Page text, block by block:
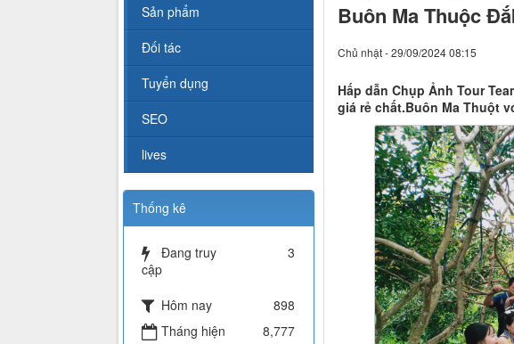
Buôn Ma Thuộc
Chủ nhật - 29/09/2024 08:15
Hấp dẫn Chụp Ảnh Tour
giá rẻ chất.Buôn Ma Thuột
Sản phẩm
Đối tác
Tuyển dụng
SEO
lives
Thống kê
Đang truy
cập
3
Hôm nay
898
Tháng hiện
8,777